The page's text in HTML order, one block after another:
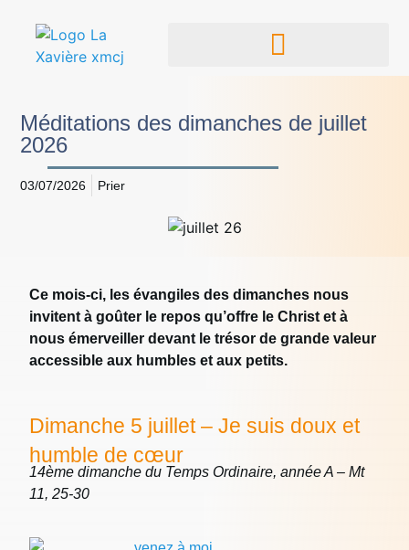
Méditations des dimanches de juillet
2026
03/07/2026 Prier
Ce mois-ci, les évangiles des dimanches nous
invitent à goûter le repos qu’offre le Christ et à
nous émerveiller devant le trésor de grande valeur
accessible aux humbles et aux petits.
Dimanche 5 juillet – Je suis doux et
humble de cœur
14ème dimanche du Temps Ordinaire, année A – Mt
11, 25-30